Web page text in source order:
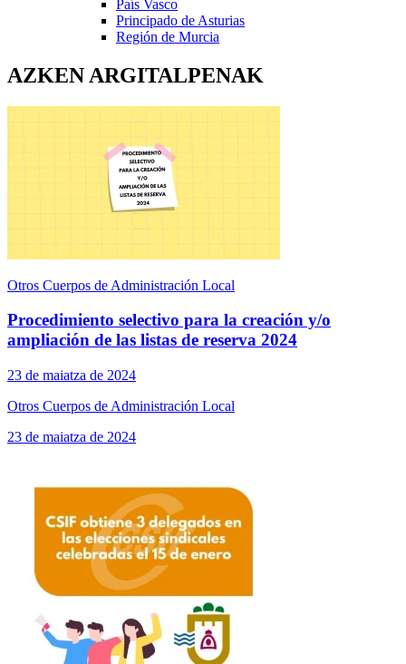
País Vasco
Principado de Asturias
Región de Murcia
AZKEN ARGITALPENAK
Otros Cuerpos de Administración Local
Procedimiento selectivo para la creación y/o
ampliación de las listas de reserva 2024
23 de maiatza de 2024
Otros Cuerpos de Administración Local
23 de maiatza de 2024